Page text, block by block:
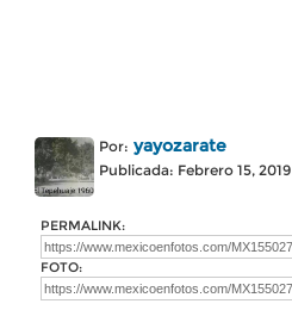
Por: yayozarate
Publicada: Febrero 15, 2019
PERMALINK:
FOTO: